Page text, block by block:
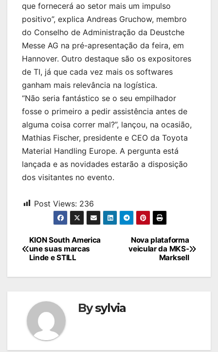
que fornecerá ao setor mais um impulso
positivo”, explica Andreas Gruchow, membro
do Conselho de Administração da Deustche
Messe AG na pré-apresentação da feira, em
Hannover. Outro destaque são os expositores
de TI, já que cada vez mais os softwares
ganham mais relevância na logística.
“Não seria fantástico se o seu empilhador
fosse o primeiro a pedir assistência antes de
alguma coisa correr mal?”, lançou, na ocasião,
Mathias Fischer, presidente e CEO da Toyota
Material Handling Europe. A pergunta está
lançada e as novidades estarão a disposição
dos visitantes no evento.
Post Views: 236
Navegação
de
Nova plataforma
veicular da MKS-
Marksell
KION South America
une suas marcas
Linde e STILL
Bysylvia